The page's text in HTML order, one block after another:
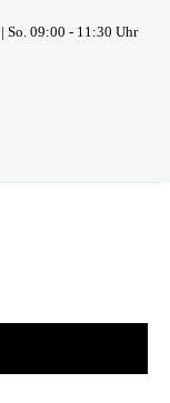
So. 09:00 - 11:30 Uhr